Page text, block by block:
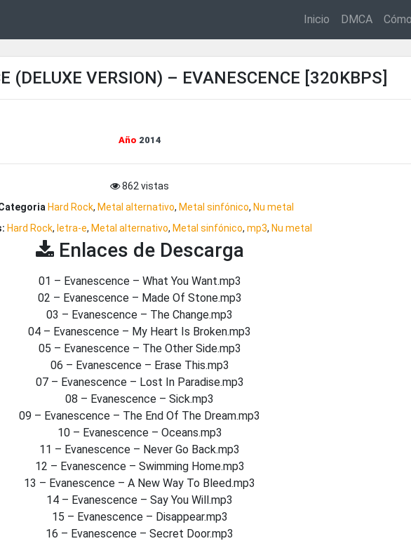
Inicio DMCA
(DELUXE VERSION) – EVANESCENCE [320KBPS]
Año 2014
862 vistas
Hard Rock, Metal alternativo, Metal sinfónico, Nu metal
Hard Rock, letra-e, Metal alternativo, Metal sinfónico, mp3, Nu metal
Enlaces de Descarga
01 – Evanescence – What You Want.mp3
02 – Evanescence – Made Of Stone.mp3
03 – Evanescence – The Change.mp3
04 – Evanescence – My Heart Is Broken.mp3
05 – Evanescence – The Other Side.mp3
06 – Evanescence – Erase This.mp3
07 – Evanescence – Lost In Paradise.mp3
08 – Evanescence – Sick.mp3
09 – Evanescence – The End Of The Dream.mp3
10 – Evanescence – Oceans.mp3
11 – Evanescence – Never Go Back.mp3
12 – Evanescence – Swimming Home.mp3
13 – Evanescence – A New Way To Bleed.mp3
14 – Evanescence – Say You Will.mp3
15 – Evanescence – Disappear.mp3
16 – Evanescence – Secret Door.mp3